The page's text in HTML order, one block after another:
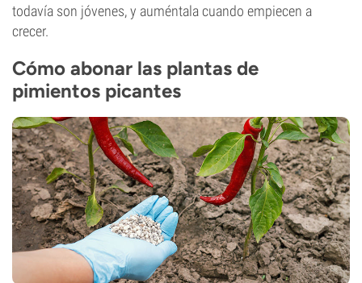
todavía son jóvenes, y auméntala cuando empiecen a
crecer.
Cómo abonar las plantas de
pimientos picantes